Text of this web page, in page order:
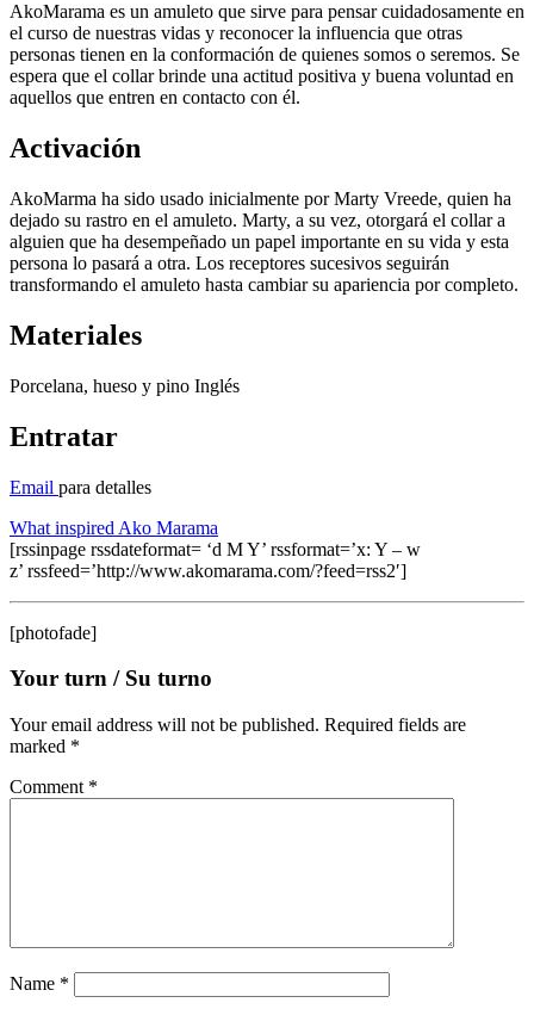
AkoMarama es un amuleto que sirve para pensar cuidadosamente en
el curso de nuestras vidas y reconocer la influencia que otras
personas tienen en la conformación de quienes somos o seremos. Se
espera que el collar brinde una actitud positiva y buena voluntad en
aquellos que entren en contacto con él.
Activación
AkoMarma ha sido usado inicialmente por Marty Vreede, quien ha
dejado su rastro en el amuleto. Marty, a su vez, otorgará el collar a
alguien que ha desempeñado un papel importante en su vida y esta
persona lo pasará a otra. Los receptores sucesivos seguirán
transformando el amuleto hasta cambiar su apariencia por completo.
Materiales
Porcelana, hueso y pino Inglés
Entratar
Email para detalles
What inspired Ako Marama
[rssinpage rssdateformat= ‘d M Y’ rssformat=’x: Y – w
z’ rssfeed=’http://www.akomarama.com/?feed=rss2′]
[photofade]
Your turn / Su turno
Your email address will not be published. Required fields are
marked *
Comment *
Name *